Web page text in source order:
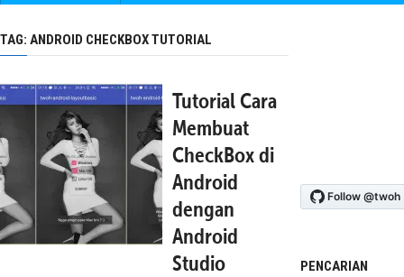
TAG: ANDROID CHECKBOX TUTORIAL
Tutorial Cara
Membuat
CheckBox di
Android
dengan
Android
Studio
PENCARIAN